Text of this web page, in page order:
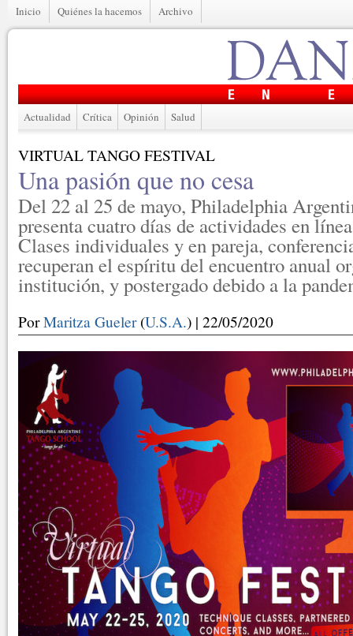
Inicio Quiénes la hacemos Archivo
Actualidad Crítica Opinión Salud
VIRTUAL TANGO FESTIVAL
Una pasión que no cesa
Del 22 al 25 de mayo, Philadelphia
presenta cuatro días de actividades en
Clases individuales y en pareja,
recuperan el espíritu del encuentro anual
institución, y postergado debido a la
PorMaritza Gueler(U.S.A.) | 22/05/2020